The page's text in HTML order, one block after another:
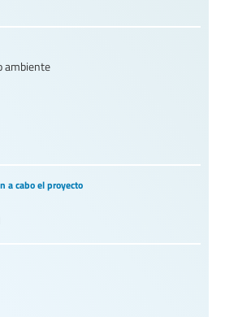
ambiente
a cabo el proyecto